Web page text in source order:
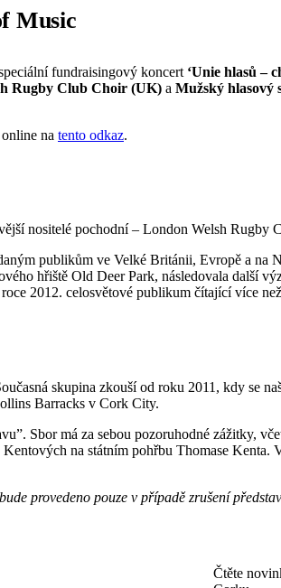
Music
fundraisingový koncert ‘Unie hlasů –
Rugby Club Choir (UK) a Mužský hlasový
na tento odkaz.
nositelé pochodní – London Welsh
publikům ve Velké Británii, Evropě a
hřiště Old Deer Park, následovala další
2012. celosvětové publikum čítající více
skupina zkouší od roku 2011, kdy se
Barracks v Cork City.
Sbor má za sebou pozoruhodné zážitky,
na státním pohřbu Thomase
provedeno pouze v případě zrušení
Čtěte